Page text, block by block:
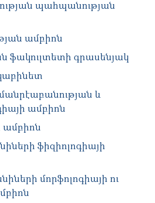
պահպանության
ամբիոն
ֆակուլտետի գրասենյակ
և
ամբիոն
ամբիոն
ֆիզիոլոգիայի
մորֆոլոգիայի ու